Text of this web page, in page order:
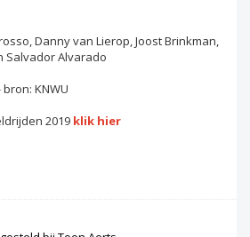
Danny van Lierop, Joost Brinkman,
Salvador Alvarado
KNWU
2019 klik hier